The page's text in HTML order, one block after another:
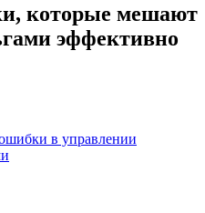
которые мешают
эффективно
в управлении